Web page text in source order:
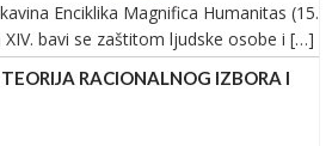
Enciklika Magnifica Humanitas (15.
XIV. bavi se zaštitom ljudske osobe i […]
RACIONALNOG IZBORA I